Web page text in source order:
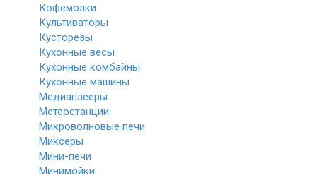
Кофемолки
Культиваторы
Кусторезы
Кухонные весы
Кухонные комбайны
Кухонные машины
Медиаплееры
Метеостанции
Микроволновые печи
Миксеры
Мини-печи
Минимойки